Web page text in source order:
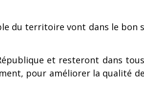
du territoire vont dans le bon
et resteront dans
pour améliorer la qualité